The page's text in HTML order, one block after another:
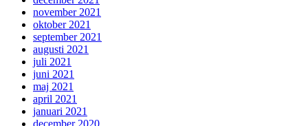
november 2021
oktober 2021
september 2021
augusti 2021
juli 2021
juni 2021
maj 2021
april 2021
januari 2021